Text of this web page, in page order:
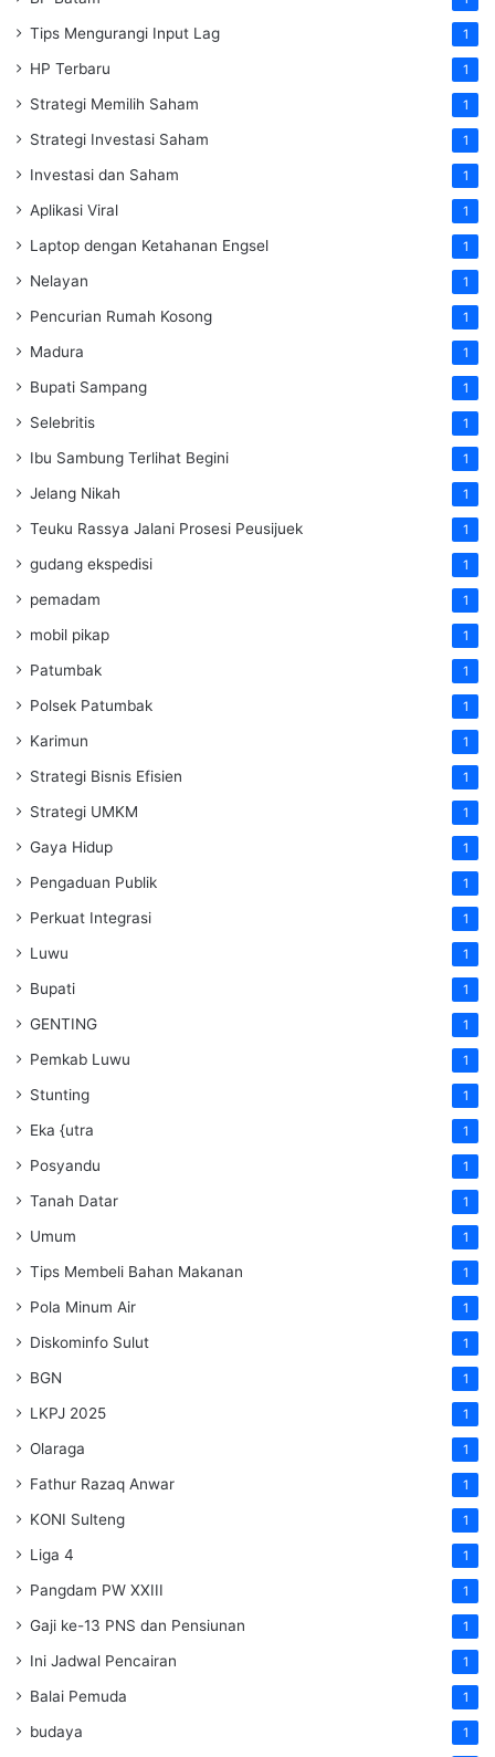
Tips Mengurangi Input Lag 1
HP Terbaru 1
Strategi Memilih Saham 1
Strategi Investasi Saham 1
Investasi dan Saham 1
Aplikasi Viral 1
Laptop dengan Ketahanan Engsel 1
Nelayan 1
Pencurian Rumah Kosong 1
Madura 1
Bupati Sampang 1
Selebritis 1
Ibu Sambung Terlihat Begini 1
Jelang Nikah 1
Teuku Rassya Jalani Prosesi Peusijuek 1
gudang ekspedisi 1
pemadam 1
mobil pikap 1
Patumbak 1
Polsek Patumbak 1
Karimun 1
Strategi Bisnis Efisien 1
Strategi UMKM 1
Gaya Hidup 1
Pengaduan Publik 1
Perkuat Integrasi 1
Luwu 1
Bupati 1
GENTING 1
Pemkab Luwu 1
Stunting 1
Eka {utra 1
Posyandu 1
Tanah Datar 1
Umum 1
Tips Membeli Bahan Makanan 1
Pola Minum Air 1
Diskominfo Sulut 1
BGN 1
LKPJ 2025 1
Olaraga 1
Fathur Razaq Anwar 1
KONI Sulteng 1
Liga 4 1
Pangdam PW XXIII 1
Gaji ke-13 PNS dan Pensiunan 1
Ini Jadwal Pencairan 1
Balai Pemuda 1
budaya 1